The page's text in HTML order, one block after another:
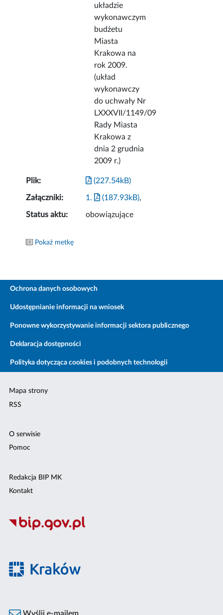
układzie
wykonawczym
budżetu
Miasta
Krakowa na
rok 2009.
(układ
wykonawczy
do uchwały Nr
LXXXVII/1149/09
Rady Miasta
Krakowa z
dnia 2 grudnia
2009 r.)
Plik: (227.54kB)
Załączniki: 1. (187.93kB),
Status aktu: obowiązujące
Pokaż metkę
Ochrona danych osobowych
Udostępnianie informacji na wniosek
Ponowne wykorzystywanie informacji sektora publicznego
Deklaracja dostępności
Polityka dotycząca cookies i podobnych technologii
Mapa strony
RSS
O serwisie
Pomoc
Redakcja BIP MK
Kontakt